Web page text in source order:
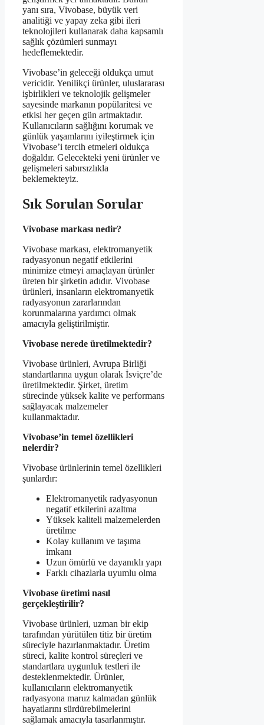
yanı sıra, Vivobase, büyük veri
analitiği ve yapay zeka gibi ileri
teknolojileri kullanarak daha kapsamlı
sağlık çözümleri sunmayı
hedeflemektedir.
Vivobase’in geleceği oldukça umut
vericidir. Yenilikçi ürünler, uluslararası
işbirlikleri ve teknolojik gelişmeler
sayesinde markanın popülaritesi ve
etkisi her geçen gün artmaktadır.
Kullanıcıların sağlığını korumak ve
günlük yaşamlarını iyileştirmek için
Vivobase’i tercih etmeleri oldukça
doğaldır. Gelecekteki yeni ürünler ve
gelişmeleri sabırsızlıkla
beklemekteyiz.
Sık Sorulan Sorular
Vivobase markası nedir?
Vivobase markası, elektromanyetik
radyasyonun negatif etkilerini
minimize etmeyi amaçlayan ürünler
üreten bir şirketin adıdır. Vivobase
ürünleri, insanların elektromanyetik
radyasyonun zararlarından
korunmalarına yardımcı olmak
amacıyla geliştirilmiştir.
Vivobase nerede üretilmektedir?
Vivobase ürünleri, Avrupa Birliği
standartlarına uygun olarak İsviçre’de
üretilmektedir. Şirket, üretim
sürecinde yüksek kalite ve performans
sağlayacak malzemeler
kullanmaktadır.
Vivobase’in temel özellikleri
nelerdir?
Vivobase ürünlerinin temel özellikleri
şunlardır:
Elektromanyetik radyasyonun
negatif etkilerini azaltma
Yüksek kaliteli malzemelerden
üretilme
Kolay kullanım ve taşıma
imkanı
Uzun ömürlü ve dayanıklı yapı
Farklı cihazlarla uyumlu olma
Vivobase üretimi nasıl
gerçekleştirilir?
Vivobase ürünleri, uzman bir ekip
tarafından yürütülen titiz bir üretim
süreciyle hazırlanmaktadır. Üretim
süreci, kalite kontrol süreçleri ve
standartlara uygunluk testleri ile
desteklenmektedir. Ürünler,
kullanıcıların elektromanyetik
radyasyona maruz kalmadan günlük
hayatlarını sürdürebilmelerini
sağlamak amacıyla tasarlanmıştır.